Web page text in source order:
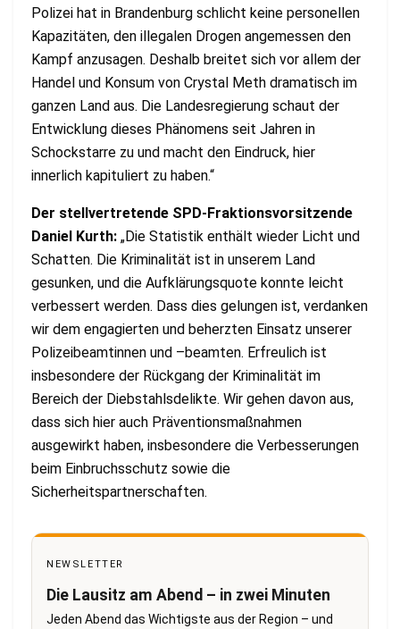
Polizei hat in Brandenburg schlicht keine personellen
Kapazitäten, den illegalen Drogen angemessen den
Kampf anzusagen. Deshalb breitet sich vor allem der
Handel und Konsum von Crystal Meth dramatisch im
ganzen Land aus. Die Landesregierung schaut der
Entwicklung dieses Phänomens seit Jahren in
Schockstarre zu und macht den Eindruck, hier
innerlich kapituliert zu haben.“
Der stellvertretende SPD-Fraktionsvorsitzende
Daniel Kurth: „Die Statistik enthält wieder Licht und
Schatten. Die Kriminalität ist in unserem Land
gesunken, und die Aufklärungsquote konnte leicht
verbessert werden. Dass dies gelungen ist, verdanken
wir dem engagierten und beherzten Einsatz unserer
Polizeibeamtinnen und –beamten. Erfreulich ist
insbesondere der Rückgang der Kriminalität im
Bereich der Diebstahlsdelikte. Wir gehen davon aus,
dass sich hier auch Präventionsmaßnahmen
ausgewirkt haben, insbesondere die Verbesserungen
beim Einbruchsschutz sowie die
Sicherheitspartnerschaften.
NEWSLETTER
Die Lausitz am Abend – in zwei Minuten
Jeden Abend das Wichtigste aus der Region – und